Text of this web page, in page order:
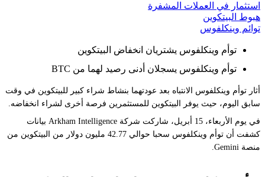
استثمار في العملات المشفرة
هبوط البيتكوين
توائم وينكلفوس
توأم وينكلفوس يشتريان انخفاض البيتكوين
توأم وينكلفوس يسجلان أدنى رصيد لهما من BTC
أثار توأم وينكلفوس الانتباه بعد عودتهما بنشاط شراء كبير للبيتكوين في وقت
سابق اليوم، حيث يوفر البيتكوين للمستثمرين فرصة أخرى لشراء انخفاضه.
في يوم الأربعاء، 15 أبريل، شاركت شركة Arkham Intelligence بيانات
كشفت أن توأم وينكلفوس سحبا حوالي 42.77 مليون دولار من البيتكوين من
منصة Gemini.